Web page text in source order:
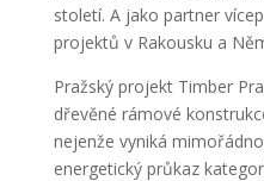
století. A jako partner
projektů v Rakousku a
Pražský projekt Timber
dřevěné rámové
nejenže vyniká
energetický průkaz